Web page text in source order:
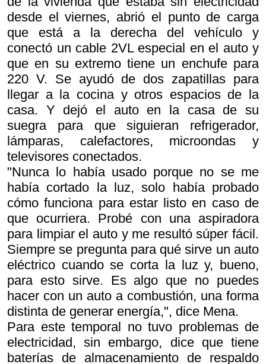
desde el viernes, abrió el punto de carga
que está a la derecha del vehículo y
conectó un cable 2VL especial en el auto y
que en su extremo tiene un enchufe para
220 V. Se ayudó de dos zapatillas para
llegar a la cocina y otros espacios de la
casa. Y dejó el auto en la casa de su
suegra para que siguieran refrigerador,
lámparas, calefactores, microondas y
televisores conectados.
"Nunca lo había usado porque no se me
había cortado la luz, solo había probado
cómo funciona para estar listo en caso de
que ocurriera. Probé con una aspiradora
para limpiar el auto y me resultó súper fácil.
Siempre se pregunta para qué sirve un auto
eléctrico cuando se corta la luz y, bueno,
para esto sirve. Es algo que no puedes
hacer con un auto a combustión, una forma
distinta de generar energía,", dice Mena.
Para este temporal no tuvo problemas de
electricidad, sin embargo, dice que tiene
baterías de almacenamiento de respaldo